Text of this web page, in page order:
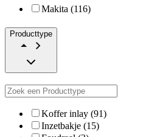
Makita (116)
Producttype
Koffer inlay (91)
Inzetbakje (15)